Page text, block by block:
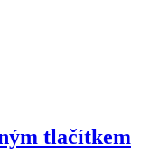
tlačítkem